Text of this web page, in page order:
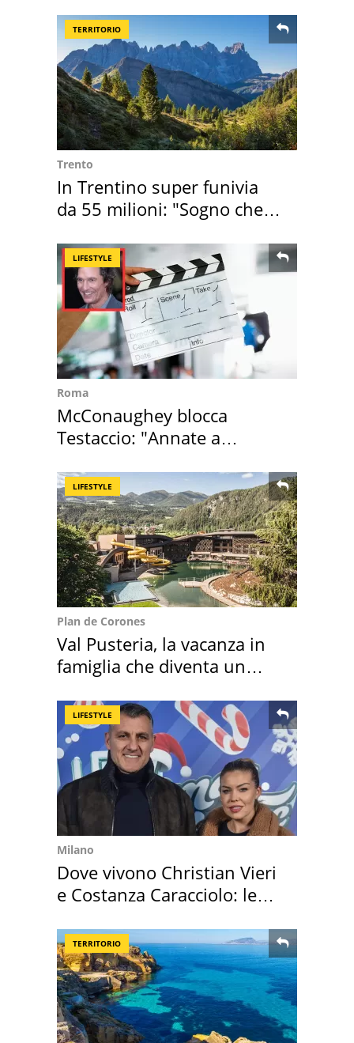
TERRITORIO
Trento
In Trentino super funivia
da 55 milioni: "Sogno che si
LIFESTYLE
Roma
McConaughey blocca
Testaccio: "Annate a
LIFESTYLE
Plan de Corones
Val Pusteria, la vacanza in
famiglia che diventa un
LIFESTYLE
Milano
Dove vivono Christian Vieri
e Costanza Caracciolo: le
TERRITORIO